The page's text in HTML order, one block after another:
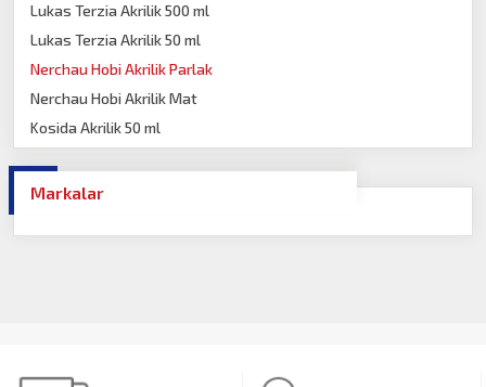
Lukas Terzia Akrilik 500 ml
Lukas Terzia Akrilik 50 ml
Nerchau Hobi Akrilik Parlak
Nerchau Hobi Akrilik Mat
Kosida Akrilik 50 ml
Marabu Acryl Mousse
Markalar